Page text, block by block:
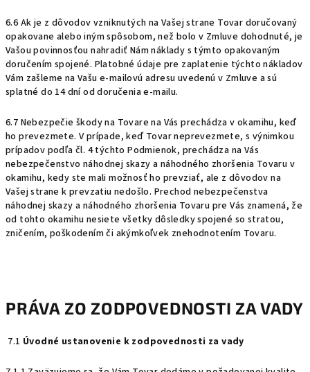
6.6 Ak je z dôvodov vzniknutých na Vašej strane Tovar doručovaný
opakovane alebo iným spôsobom, než bolo v Zmluve dohodnuté, je
Vašou povinnosťou nahradiť Nám náklady s týmto opakovaným
doručením spojené. Platobné údaje pre zaplatenie týchto nákladov
Vám zašleme na Vašu e-mailovú adresu uvedenú v Zmluve a sú
splatné do 14 dní od doručenia e-mailu.
6.7 Nebezpečie škody na Tovare na Vás prechádza v okamihu, keď
ho prevezmete. V prípade, keď Tovar neprevezmete, s výnimkou
prípadov podľa čl. 4týchto Podmienok, prechádza na Vás
nebezpečenstvo náhodnej skazy a náhodného zhoršenia Tovaru v
okamihu, kedy ste mali možnosť ho prevziať, ale z dôvodov na
Vašej strane k prevzatiu nedošlo. Prechod nebezpečenstva
náhodnej skazy a náhodného zhoršenia Tovaru pre Vás znamená, že
od tohto okamihu nesiete všetky dôsledky spojené so stratou,
zničením, poškodením či akýmkoľvek znehodnotením Tovaru.
PRÁVA ZO ZODPOVEDNOSTI ZA VADY
7.1 Úvodné ustanovenie k zodpovednosti za vady